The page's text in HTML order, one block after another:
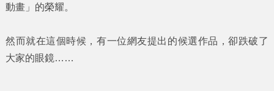
動畫」 的榮耀。
然而就在這個時候，有一位網友提出的候選作品，卻跌破了
大家的眼鏡……